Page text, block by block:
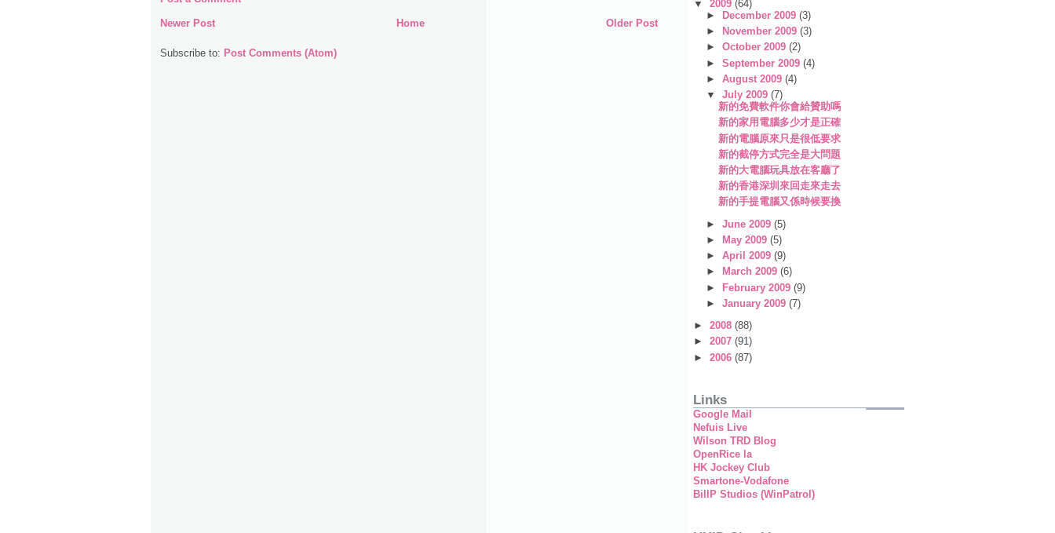
Newer Post Older Post
Home
Subscribe to: Post Comments (Atom)
▼2009(64)
►
December 2009 (3)
►
November 2009 (3)
► October 2009 (2)
► September 2009 (4)
► August 2009 (4)
▼ July 2009 (7)
新的免費軟件你會給贊助嗎
新的家用電腦多少才是正確
新的電腦原來只是很低要求
新的截停方式完全是大問題
新的大電腦玩具放在客廳了
新的香港深圳來回走來走去
新的手提電腦又係時候要換
► June 2009 (5)
►
May 2009 (5)
► April 2009 (9)
►
March 2009 (6)
► February 2009 (9)
► January 2009 (7)
►2008(88)
►2007(91)
►2006(87)
Links
Google Mail
Nefuis Live
Wilson TRD Blog
OpenRice la
HK Jockey Club
Smartone-Vodafone
BillP Studios (WinPatrol)